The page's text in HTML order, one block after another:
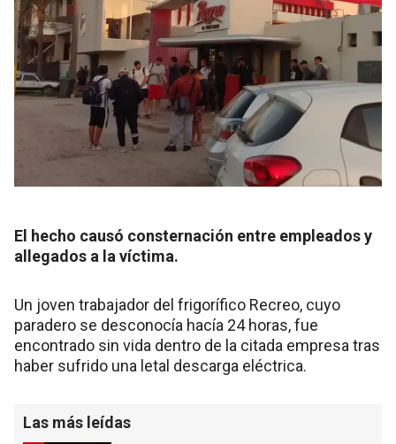
El hecho causó consternación entre empleados y
allegados a la víctima.
Un joven trabajador del frigorífico Recreo, cuyo
paradero se desconocía hacía 24 horas, fue
encontrado sin vida dentro de la citada empresa tras
haber sufrido una letal descarga eléctrica.
Las más leídas